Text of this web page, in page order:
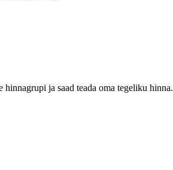
ja saad teada oma tegeliku hinna.